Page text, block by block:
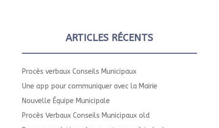
ARTICLES RÉCENTS
Procès verbaux Conseils Municipaux
Une app pour communiquer avec la Mairie
Nouvelle Équipe Municipale
Procès Verbaux Conseils Municipaux old